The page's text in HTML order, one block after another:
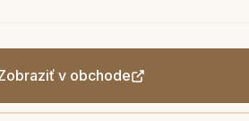
v obchode